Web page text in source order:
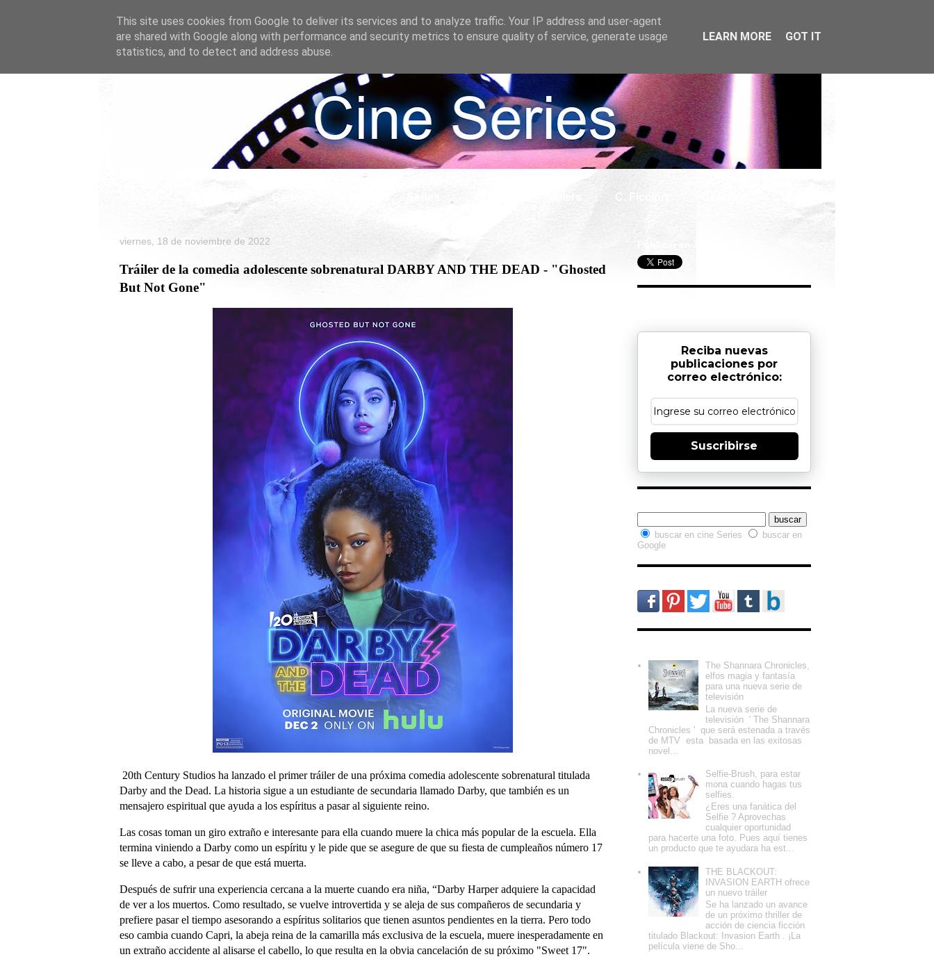
C. Ficción
viernes, 18 de noviembre de 2022
Tráiler de la comedia adolescente sobrenatural DARBY AND THE DEAD - "Ghosted
But Not Gone"
20th Century Studios ha lanzado el primer tráiler de una próxima comedia adolescente sobrenatural titulada
Darby and the Dead. La historia sigue a un estudiante de secundaria llamado Darby, que también es un
mensajero espiritual que ayuda a los espíritus a pasar al siguiente reino.
Las cosas toman un giro extraño e interesante para ella cuando muere la chica más popular de la escuela. Ella
termina viniendo a Darby como un espíritu y le pide que se asegure de que su fiesta de cumpleaños número 17
se lleve a cabo, a pesar de que está muerta.
Después de sufrir una experiencia cercana a la muerte cuando era niña, “Darby Harper adquiere la capacidad
de ver a los muertos. Como resultado, se vuelve introvertida y se aleja de sus compañeros de secundaria y
prefiere pasar el tiempo asesorando a espíritus solitarios que tienen asuntos pendientes en la tierra. Pero todo
eso cambia cuando Capri, la abeja reina de la camarilla más exclusiva de la escuela, muere inesperadamente en
un extraño accidente al alisarse el cabello, lo que resulta en la obvia cancelación de su próximo "Sweet 17".
Reciba nuevas
publicaciones por
correo electrónico:
Suscribirse
buscar en cine Series
buscar en
Google
The Shannara Chronicles,
elfos magia y fantasía
para una nueva serie de
televisión
La nueva serie de
televisión ' The Shannara
Chronicles ' que será estenada a través
de MTV esta basada en las exitosas
novel...
Selfie-Brush, para estar
mona cuando hagas tus
selfies.
¿Eres una fanática del
Selfie ? Aprovechas
cualquier oportunidad
para hacerte una foto. Pues aquí tienes
un producto que te ayudara ha est...
THE BLACKOUT:
INVASION EARTH ofrece
un nuevo tráiler
Se ha lanzado un avance
de un próximo thriller de
acción de ciencia ficción
titulado Blackout: Invasion Earth . ¡La
película viene de Sho...
This site uses cookies from Google to deliver its services and to analyze traffic. Your IP address and user-agent
are shared with Google along with performance and security metrics to ensure quality of service, generate usage
statistics, and to detect and address abuse.
LEARN MORE GOT IT